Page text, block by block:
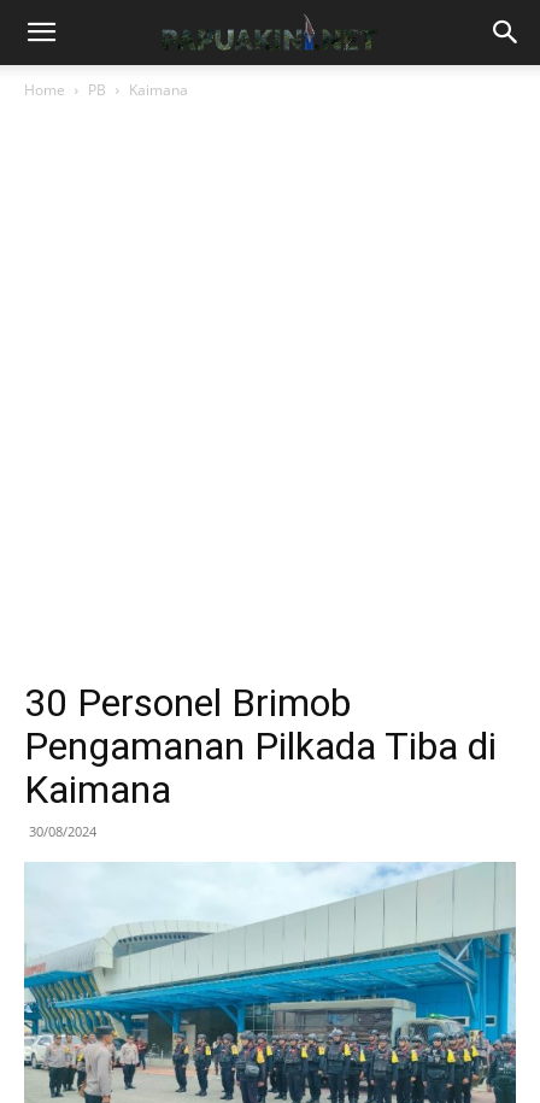
Home PB Kaimana
30 Personel Brimob
Pengamanan Pilkada Tiba di
Kaimana
30/08/2024